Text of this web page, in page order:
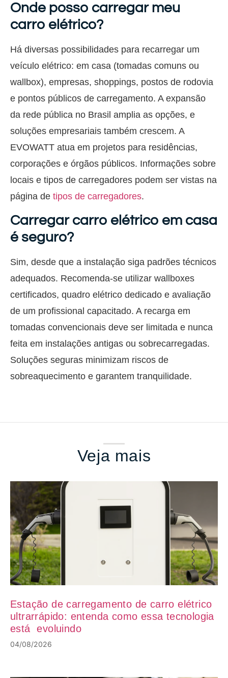
Onde posso carregar meu
carro elétrico?
Há diversas possibilidades para recarregar um
veículo elétrico: em casa (tomadas comuns ou
wallbox), empresas, shoppings, postos de rodovia
e pontos públicos de carregamento. A expansão
da rede pública no Brasil amplia as opções, e
soluções empresariais também crescem. A
EVOWATT atua em projetos para residências,
corporações e órgãos públicos. Informações sobre
locais e tipos de carregadores podem ser vistas na
página de tipos de carregadores.
Carregar carro elétrico em casa
é seguro?
Sim, desde que a instalação siga padrões técnicos
adequados. Recomenda-se utilizar wallboxes
certificados, quadro elétrico dedicado e avaliação
de um profissional capacitado. A recarga em
tomadas convencionais deve ser limitada e nunca
feita em instalações antigas ou sobrecarregadas.
Soluções seguras minimizam riscos de
sobreaquecimento e garantem tranquilidade.
Veja mais
Estação de carregamento de carro elétrico
ultrarrápido: entenda como essa tecnologia
está evoluindo
04/08/2026